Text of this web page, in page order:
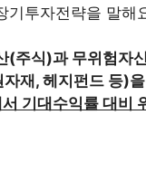
기투자전략을 말해
(주식)과 무위험자
재, 헤지펀드 등)
기대수익률 대비